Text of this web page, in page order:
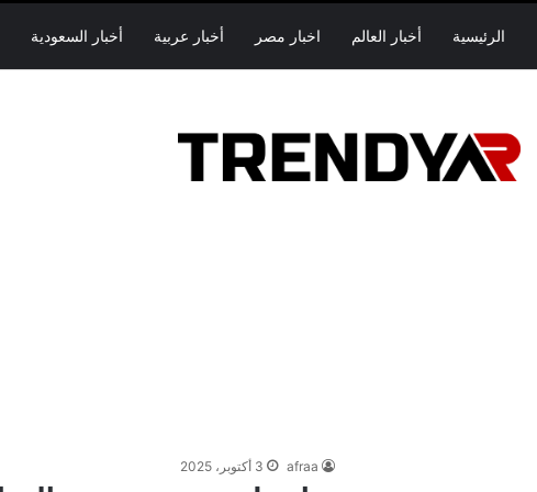
الرئيسية أخبار العالم اخبار مصر أخبار عربية أخبار السعودية
afraa 3 أكتوبر، 2025